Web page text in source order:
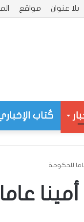
بلا عنوان مواقع
كُتاب
للحكومة